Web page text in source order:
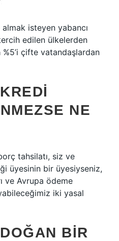
isteyen yabancı
edilen ülkelerden
çifte vatandaşlardan
NE
tahsilatı, siz ve
üyesinin bir üyesiyseniz,
ve Avrupa ödeme
iki yasal
BIR